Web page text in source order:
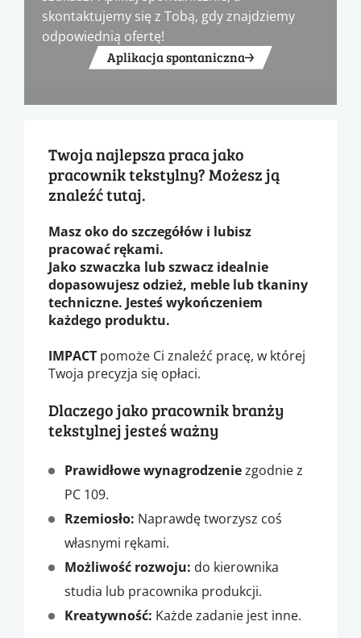
skontaktujemy się z Tobą, gdy znajdziemy
odpowiednią ofertę!
Aplikacja spontaniczna
Twoja najlepsza praca jako
pracownik tekstylny? Możesz ją
znaleźć tutaj.
Masz oko do szczegółów i lubisz
pracować rękami.
Jako szwaczka lub szwacz idealnie
dopasowujesz odzież, meble lub tkaniny
techniczne. Jesteś wykończeniem
każdego produktu.
IMPACT pomoże Ci znaleźć pracę, w której
Twoja precyzja się opłaci.
Dlaczego jako pracownik branży
tekstylnej jesteś ważny
Prawidłowe wynagrodzenie zgodnie z
PC 109.
Rzemiosło: Naprawdę tworzysz coś
własnymi rękami.
Możliwość rozwoju: do kierownika
studia lub pracownika produkcji.
Kreatywność: Każde zadanie jest inne.